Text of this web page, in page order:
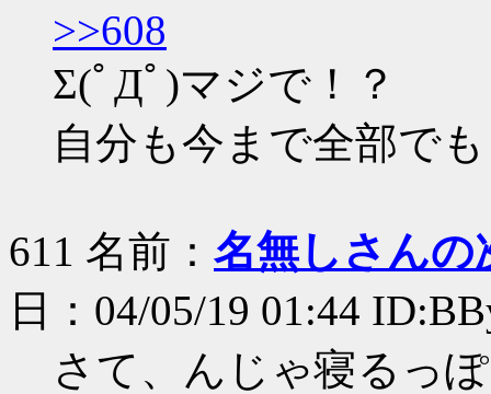
>>608
Σ(ﾟДﾟ)マジで！？
自分も今まで全部で
611 名前： 名無しさんの
日：04/05/19 01:44
さて、んじゃ寝るっぽ